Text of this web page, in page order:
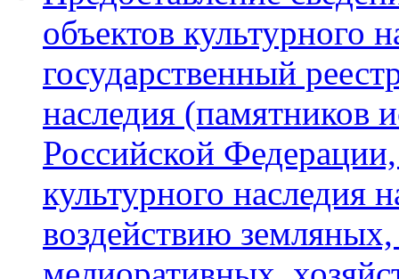
объектов культурного
государственный
наследия (памятников
Российской
культурного наследия
воздействию